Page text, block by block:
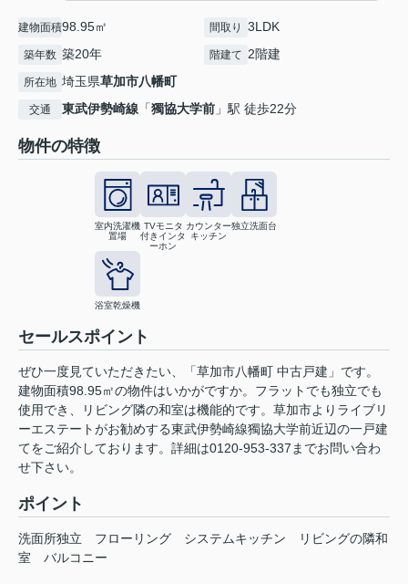
建物面積98.95㎡ 間取り 3LDK
築年数 築20年 階建て 2階建
所在地 埼玉県草加市八幡町
交通 東武伊勢崎線 「獨協大学前 」駅 徒歩22分
物件の特徴
室内洗濯機
置場
TVモニタ
付きインタ
ーホン
カウンター
キッチン
独立洗面台
浴室乾燥機
セールスポイント
ぜひ一度見ていただきたい、「草加市八幡町 中古戸建」です。
建物面積98.95㎡の物件はいかがですか。フラットでも独立でも
使用でき、リビング隣の和室は機能的です。草加市よりライブリ
ーエステートがお勧めする東武伊勢崎線獨協大学前近辺の一戸建
てをご紹介しております。詳細は0120-953-337までお問い合わ
せ下さい。
ポイント
洗面所独立 フローリング システムキッチン
リビングの隣和
室
バルコニー